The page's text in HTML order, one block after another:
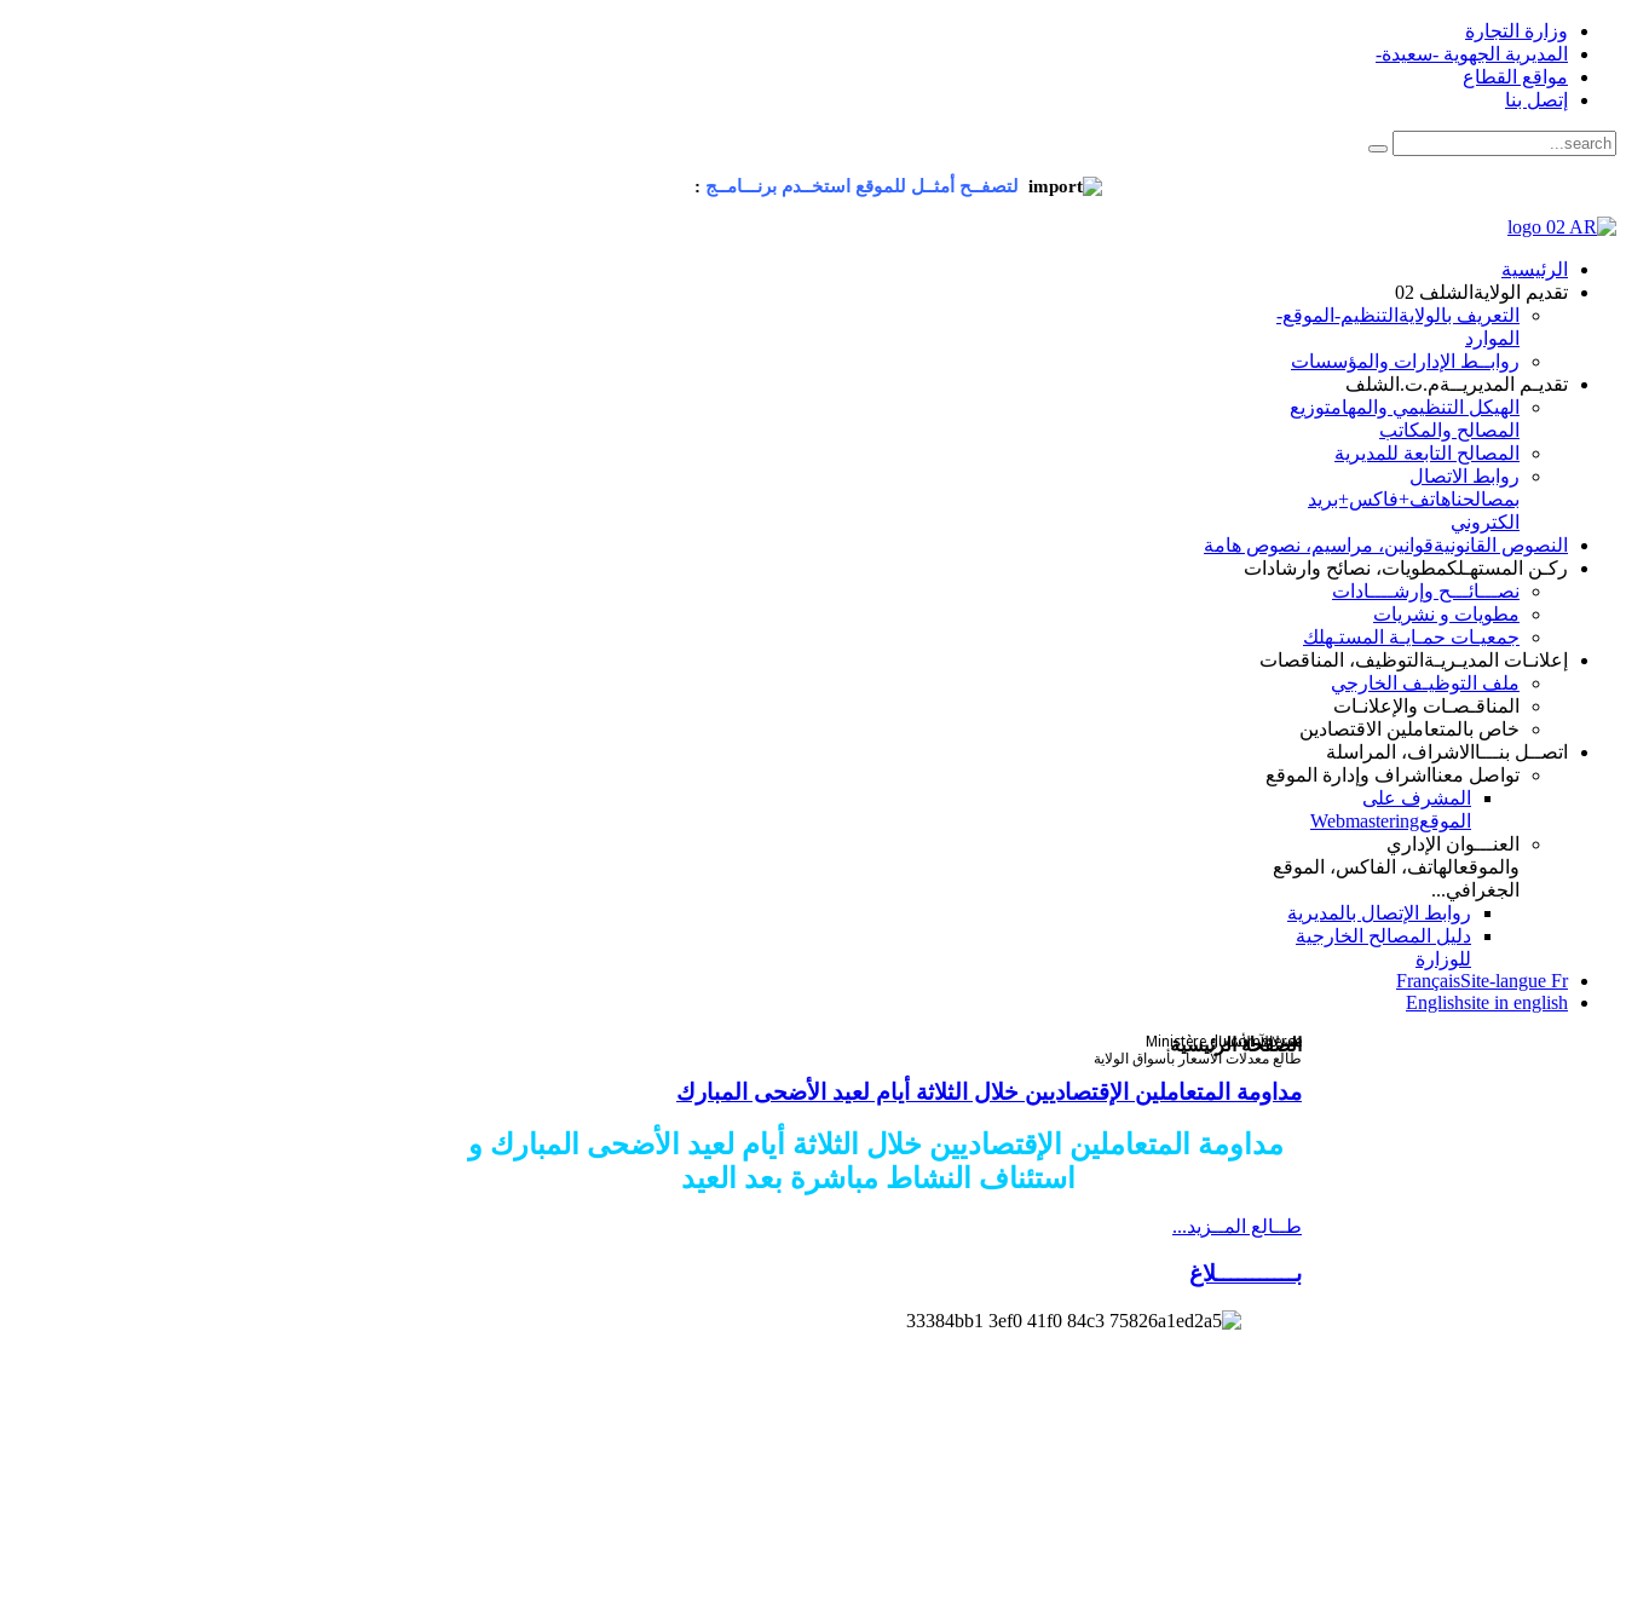
وزارة التجارة
المديرية الجهوية -سعيدة-
مواقع القطاع
إتصل بنا
لتصفــح أمثــل للموقع استخــدم برنـــامــج :
الرئيسية
تقديم الولاية الشلف 02
التعريف بالولاية التنظيم-الموقع-
الموارد
روابــط الإدارات والمؤسسات
تقديـم المديريــةم.ت.الشلف
الهيكل التنظيمي والمهامتوزيع
المصالح والمكاتب
المصالح التابعة للمديرية
روابط الاتصال
بمصالحناهاتف+فاكس+بريد
الكتروني
النصوص القانونيةقوانين، مراسيم، نصوص هامة
ركـن المستهـلكمطويات، نصائح وارشادات
نصـــائـــح وإرشــــادات
مطويات و نشريات
جمعيـات حمـايـة المستـهلك
إعلانـات المديـريـة التوظيف، المناقصات
ملف التوظيـف الخارجي
المناقـصـات والإعلانـات
خاص بالمتعاملين الاقتصادين
اتصــل بنـــا الاشراف، المراسلة
تواصل معنا اشراف وإدارة الموقع
المشرف على
الموقعWebmastering
العنـــوان الإداري
والموقعالهاتف، الفاكس، الموقع
الجغرافي...
روابط الإتصال بالمديرية
دليل المصالح الخارجية
للوزارة
FrançaisSite-langue Fr
Englishsite in english
سبر الآراء
Ministère du commerce
معدلات الأسعار
طالع معدلات الأسعار بأسواق الولاية
الصفحة الرئيسية
مداومة المتعاملين الإقتصاديين خلال الثلاثة أيام لعيد الأضحى المبارك
مداومة المتعاملين الإقتصاديين خلال الثلاثة أيام لعيد الأضحى المبارك و
استئناف النشاط مباشرة بعد العيد
طــالع المــزيد...
بـــــــــــلاغ